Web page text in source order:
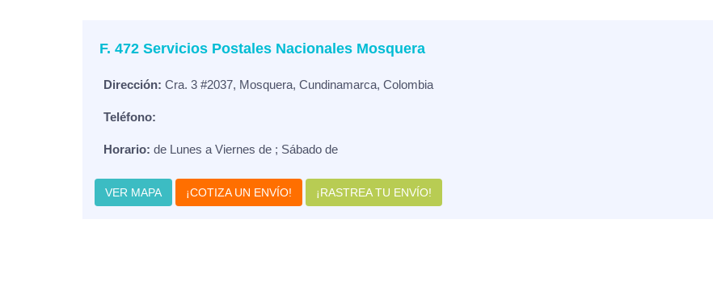
F. 472 Servicios Postales Nacionales Mosquera
Dirección: Cra. 3 #2037, Mosquera, Cundinamarca, Colombia
Teléfono:
Horario: de Lunes a Viernes de ; Sábado de
VER MAPA ¡COTIZA UN ENVÍO! ¡RASTREA TU ENVÍO!